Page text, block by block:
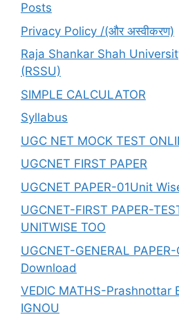
Posts
Privacy Policy /(और अस्वीकरण)
Raja Shankar Shah
(RSSU)
SIMPLE CALCULATOR
Syllabus
UGC NET MOCK TEST
UGCNET FIRST PAPER
UGCNET PAPER-01Unit
UGCNET-FIRST PAPER-
UNITWISE TOO
UGCNET-GENERAL
Download
VEDIC MATHS-Prashnottar
IGNOU